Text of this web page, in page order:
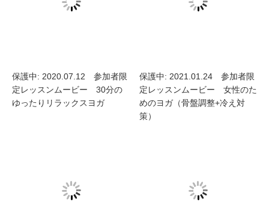
保護中: 2020.07.12 参加者限
定レッスンムービー 30分の
ゆったりリラックスヨガ
保護中: 2021.01.24 参加者限
定レッスンムービー 女性のた
めのヨガ（骨盤調整+冷え対
策）